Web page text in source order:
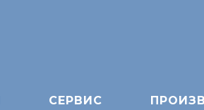
СЕРВИС